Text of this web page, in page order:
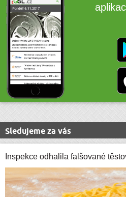
Sledujeme za vás
Inspekce odhalila falšované